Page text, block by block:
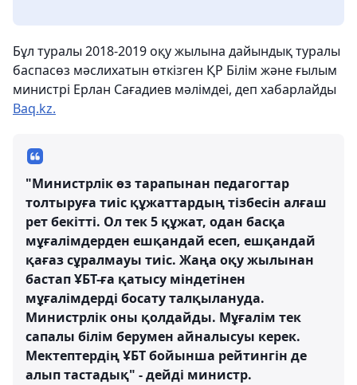
Бұл туралы 2018-2019 оқу жылына дайындық туралы
баспасөз мәслихатын өткізген ҚР Білім және ғылым
министрі Ерлан Сағадиев мәлімдеі, деп хабарлайды
Baq.kz.
"Министрлік өз тарапынан педагогтар
толтыруға тиіс құжаттардың тізбесін алғаш
рет бекітті. Ол тек 5 құжат, одан басқа
мұғалімдерден ешқандай есеп, ешқандай
қағаз сұралмауы тиіс. Жаңа оқу жылынан
бастап ҰБТ-ға қатысу міндетінен
мұғалімдерді босату талқылануда.
Министрлік оны қолдайды. Мұғалім тек
сапалы білім берумен айналысуы керек.
Мектептердің ҰБТ бойынша рейтингін де
алып тастадық" - дейді министр.